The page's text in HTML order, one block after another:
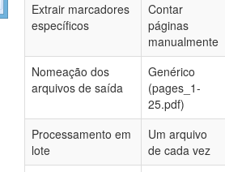
Extrair marcadores
específicos
Contar
páginas
manualmente
Nomeação dos
arquivos de saída
Genérico
(pages_1-
25.pdf)
Processamento em
lote
Um arquivo
de cada vez